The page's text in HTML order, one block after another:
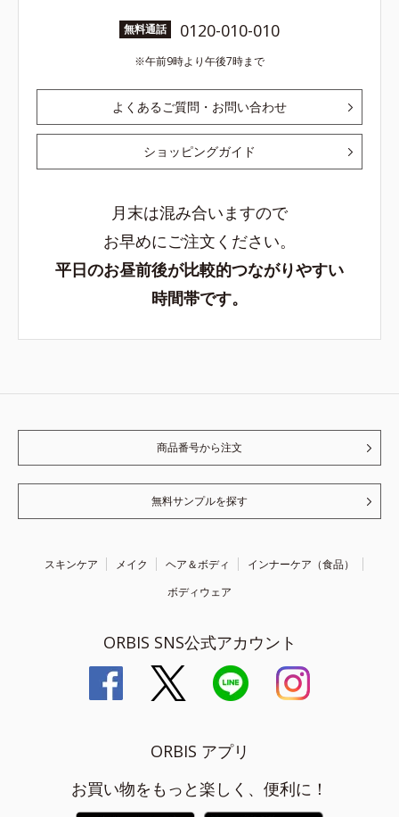
無料通話 0120-010-010
午前9時より午後7時まで
よくあるご質問・お問い合わせ
ショッピングガイド
月末は混み合いますので
お早めにご注文ください。
平日のお昼前後が比較的つながりやすい
時間帯です。
商品番号から注文
無料サンプルを探す
スキンケア メイク ヘア＆ボディ
インナーケア（食品）
ボディウェア
ORBIS SNS公式アカウント
ORBIS アプリ
お買い物をもっと楽しく、便利に！